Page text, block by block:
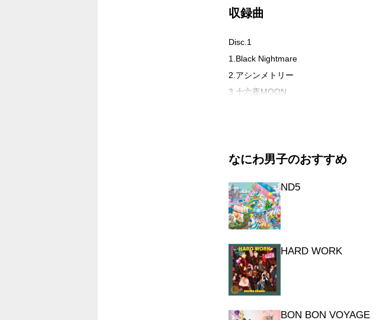
収録曲
Disc.1
1.Black Nightmare
2.アシンメトリー
3.十六夜MOON
2.Black Nightmare (Making of Music Video)
Choreography
なにわ男子のおすすめ
ND5
HARD WORK
BON BON VOYAGE